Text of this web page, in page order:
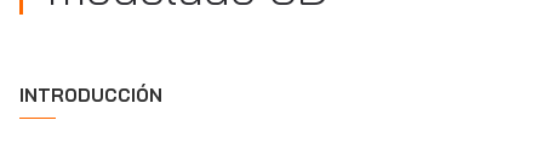
INTRODUCCIÓN